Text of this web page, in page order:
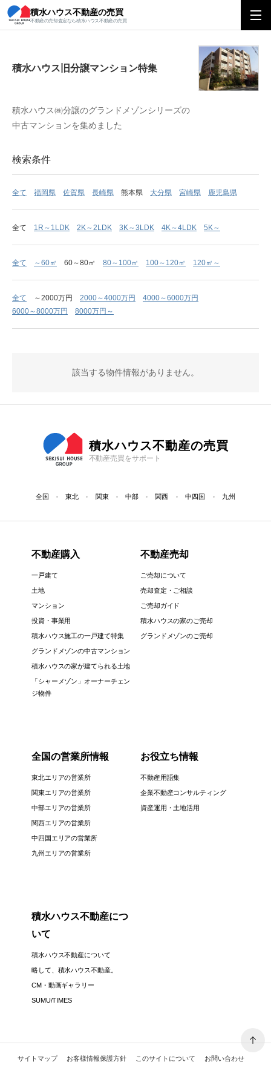
積水ハウス不動産の売買
不動産の売却査定なら積水ハウス不動産の売買
積水ハウス旧分譲マンション特集
積水ハウス旧分譲マンション特集
積水ハウス㈱分譲のグランドメゾンシリーズの
中古マンションを集めました
検索条件
全て 福岡県 佐賀県 長崎県 熊本県 大分県 宮崎県 鹿児島県
全て 1R～1LDK 2K～2LDK 3K～3LDK 4K～4LDK 5K～
全て ～60㎡ 60～80㎡ 80～100㎡ 100～120㎡ 120㎡～
全て ～2000万円 2000～4000万円
4000～6000万円
6000～8000万円
8000万円～
該当する物件情報がありません。
積水ハウス不動産の売買
不動産売買をサポート
全国 東北 関東 中部 関西 中四国 九州
不動産購入
一戸建て
土地
マンション
投資・事業用
積水ハウス施工の一戸建て特集
グランドメゾンの中古マンション
積水ハウスの家が建てられる土地
「シャーメゾン」オーナーチェン
ジ物件
不動産売却
ご売却について
売却査定・ご相談
ご売却ガイド
積水ハウスの家のご売却
グランドメゾンのご売却
全国の営業所情報
東北エリアの営業所
関東エリアの営業所
中部エリアの営業所
関西エリアの営業所
中四国エリアの営業所
九州エリアの営業所
お役立ち情報
不動産用語集
企業不動産コンサルティング
資産運用・土地活用
積水ハウス不動産につ
いて
積水ハウス不動産について
略して、積水ハウス不動産。
CM・動画ギャラリー
SUMU/TIMES
サイトマップ お客様情報保護方針 このサイトについて お問い合わせ